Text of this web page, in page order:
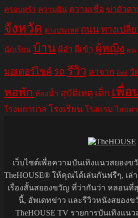
ครอบครัว ความฝัน ความเชื่อ ฆ่าตัวตา
จังหวัด ต่างประเทศ ถนนทางเปลี่ย
นักเรียน บ้าน ผีอำ ผีเข้า ผู้หญิง พระ
มอเตอร์ไซค์ รถ รีวิว ลาจาก ลิฟท์ วั
หอพัก ห้องน้ำ อุบัติเหตุ เด็ก เพื่อ
โรงพยาบาล โรงเรียน โรงแรม ไสยศ
เว็บไซต์เพื่อความบันเทิงแนวสยองข
TheHOUSE® ให้คุณได้เล่นกันฟรีๆ, เล่
เรื่องสั้นสยองขวัญ ที่ว่ากันว่า หลอน
นี้, อัพเดทข่าว และรีวิวหนังสยอง
TheHOUSE TV รายการบันเทิงแน